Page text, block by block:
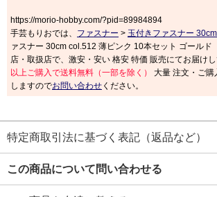
https://morio-hobby.com/?pid=89984894
手芸もりおでは、 ファスナー > 玉付きファスナー
ァスナー 30cm col.512 薄ピンク 10本セット ゴール
店・取扱店で、激安・安い 格安 特価 販売にてお届けし
以上ご購入で送料無料（一部を除く）
大量 注文・ご
しますのでお問い合わせ ください。
特定商取引法に基づく表記（返品など）
この商品について問い合わせる